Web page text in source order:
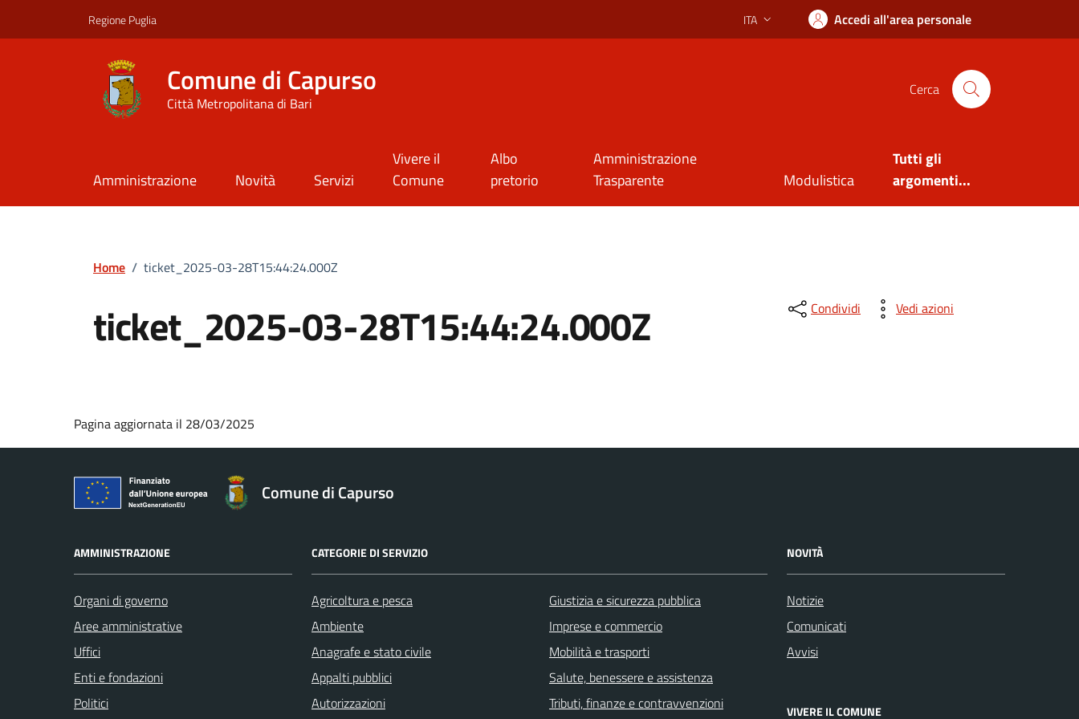
Regione Puglia Lingua attiva:
ITA Accedi all'area personale
Comune di Capurso
Città Metropolitana di Bari
Cerca
Amministrazione Novità Servizi
Vivere il
Comune
Albo
pretorio
Amministrazione
Trasparente
Modulistica
Tutti gli
argomenti...
Home / ticket_2025-03-28T15:44:24.000Z
ticket_2025-03-28T15:44:24.000Z Condividi Vedi azioni
Pagina aggiornata il 28/03/2025
Comune di Capurso
AMMINISTRAZIONE
Organi di governo
Aree amministrative
Uffici
Enti e fondazioni
Politici
CATEGORIE DI SERVIZIO
Agricoltura e pesca
Ambiente
Anagrafe e stato civile
Appalti pubblici
Autorizzazioni
Giustizia e sicurezza pubblica
Imprese e commercio
Mobilità e trasporti
Salute, benessere e assistenza
Tributi, finanze e contravvenzioni
NOVITÀ
Notizie
Comunicati
Avvisi
VIVERE IL COMUNE